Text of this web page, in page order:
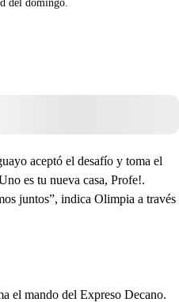
aceptó el desafío y toma el
es tu nueva casa, Profe!.
juntos”, indica Olimpia a través
el mando del Expreso Decano.